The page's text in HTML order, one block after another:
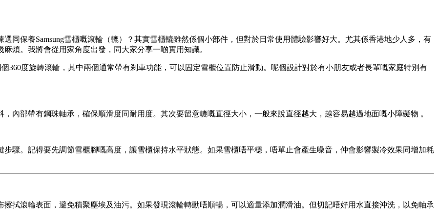
同保養Samsung雪櫃嘅滾輪（轆）？其實雪櫃轆雖然係個小部件，但對於日常使用體驗影響好大。尤其係香港地少人多，有
煩。我將會從用家角度出發，同大家分享一啲實用知識。
360度旋轉滾輪，其中兩個通常帶有剎車功能，可以固定雪櫃位置防止滑動。呢個設計對於有小朋友或者長輩嘅家庭特別有
內部帶有鋼珠軸承，確保順滑度同耐用度。其次要留意轆嘅直徑大小，一般來說直徑越大，越容易越過地面嘅小障礙物 。
驟。記得要先調節雪櫃腳嘅高度，讓雪櫃保持水平狀態。如果雪櫃唔平穩，唔單止會產生噪音，仲會影響製冷效果同增加耗
拭滾輪表面，避免積聚塵埃及油污。如果發現滾輪轉動唔順暢，可以適量添加潤滑油。但切記唔好用水直接沖洗，以免軸承